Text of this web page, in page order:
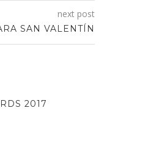
next post
SAN VALENTÍN
2017